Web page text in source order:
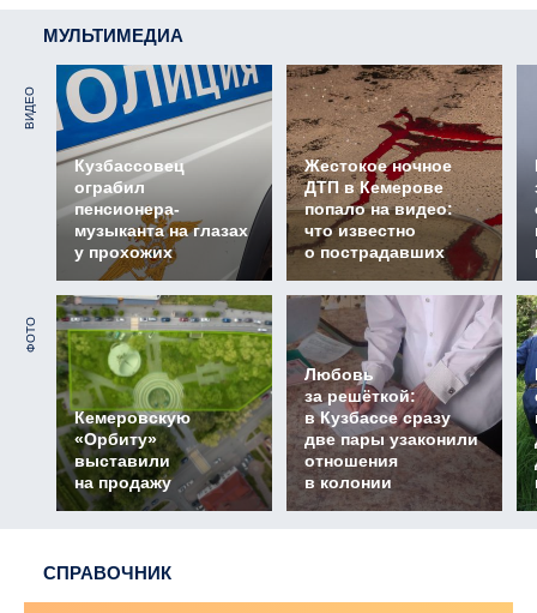
МУЛЬТИМЕДИА
ВИДЕО
Кузбассовец
ограбил
пенсионера-
музыканта на глазах
у прохожих
Жестокое ночное
ДТП в Кемерове
попало на видео:
что известно
о пострадавших
ФОТО
Кемеровскую
«Орбиту»
выставили
на продажу
Любовь
за решёткой:
в Кузбассе сразу
две пары узаконили
отношения
в колонии
СПРАВОЧНИК